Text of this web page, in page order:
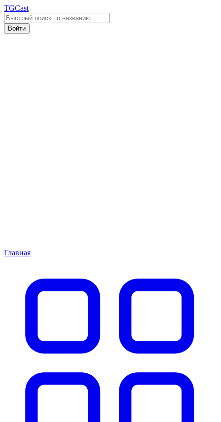
TGCast
Войти
Главная